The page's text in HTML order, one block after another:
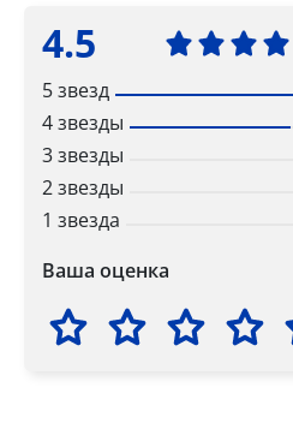
4.5
5 звезд
4 звезды
3 звезды
2 звезды
1 звезда
Ваша оценка